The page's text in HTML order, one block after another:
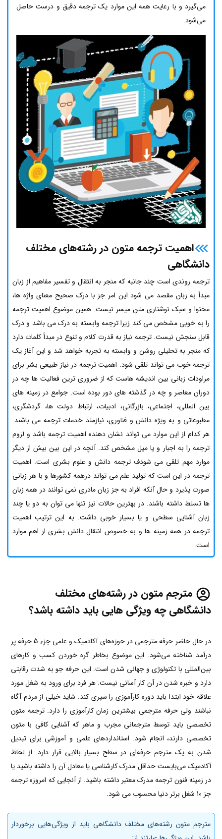
می‌گیرد و با رعایت همه این موارد یک ترجمه دقیق و درست حاصل
می‌شود.
اهمیت ترجمه متون در رشته‌های مختلف
دانشگاهی
ترجمه روندی است چند جانبه که منجر به انتقال و تفسیر مفاهیم از زبان
مبدأ به زبان مقصد می شود این امر جز با درک صحیح معنای واژه ها،
محتوا و سبک نوشتاری متن میسر نیست. همین موضوع اهمیت ترجمه
را به خوبی مشخص می کند زیرا ترجمه وابسته به درک می باشد و درک
قابل سنجش نیست. ترجمه نیاز به قدرت کلام و تنوع در مبدأ کلمات دارد
که منجر به تحلیلی روشن و وابسته به تجربه خواهد شد و این آغاز یک
ترجمه خوب می تواند تلقی شود. اهمیت ترجمه در نیاز طبیعی بشر برای
مراودات زبانی بین اندیشه هاست که از ضروری ترین فعالیت ها چه در
دوران معاصر و چه در گذشته های دور بوده است. جوامع در زمینه های
بین المللی، اجتماعی، بازرگانی، ادبیات، ارتباط دولت ها، گردشگری،
مطبوعاتی و به ویژه دانش و فناوری، نیازمند خدمات ترجمه می باشند.
هر کدام از این موارد می تواند نشان دهنده اهمیت ترجمه باشد و لزوم
ترجمه را به اجبار و یا میل مشخص کند. آنچه در این بین بیش از دیگر
موارد مهم تلقی می شودف ترجمه دانش و علوم بشری است. اهمیت
ترجمه در این است که تولید علم می تواند درهمه کشورها و با هر زبانی
صورت پذیرد و حال آنکه افراد به جز زبان مادری نمی توانند در همه زبان
ها تسلط داشته باشند. در بهترین حالات نیز تنها می توان به دو یا چند
زبان آشنایی سطحی و یا بسیار خوبی داشت. به این ترتیب اهمیت
ترجمه در همه زمینه ها و به خصوص انتقال دانش بشری از اهم موارد
است.
مترجم متون در رشته‌های مختلف
دانشگاهی چه ویژگی هایی باید داشته باشد؟
در حال حاضر حرفه مترجمی در حوزه‌های آکادمیک و علمی جزء 5 حرفه پر
درآمد شناخته می‌شود. این موضوع بخاطر گره خوردن کسب و کارهای
بین‌المللی با تکنولوژی و جهانی شدن است. این حرفه جو به شدت رقابتی
دارد و خبره شدن در آن کار آسانی نیست. هر فرد برای ورود به شغل مورد
علاقه خود ابتدا باید دوره کارآموزی را سپری کند. شاید خیلی از مردم آگاه
نباشند ولی حرفه مترجمی بیشترین زمان کارآموزی را دارد. ترجمه متون
تخصصی باید توسط مترجمانی مجرب و ماهر که آشنایی کافی با متون
تخصصی دارند، انجام شود. استانداردهای علمی و آموزشی برای تبدیل
شدن به یک مترجم حرفه‌ای در سطح بسیار بالایی قرار دارد. از لحاظ
آکادمیک می‌بایست حداقل مدرک کارشناسی یا معادل آن را داشته باشید یا
در زمینه فنون ترجمه مدرک معتبر داشته باشید. از آنجایی که امروزه ترجمه
جز 10 شغل برتر دنیا محسوب می شود.
مترجم متون رشته‌های مختلف دانشگاهی باید از ویژگی‌هایی برخوردار